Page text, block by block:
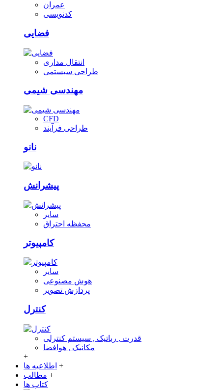
عمران
کدنویسی
فضایی
انتقال مداری
طراحی سیستمی
مهندسی شیمی
CFD
طراحی فرآیند
نانو
پیشرانش
سایر
محفظه احتراق
کامپیوتر
سایر
هوش مصنوعی
پردازش تصویر
کنترل
قدرت , رباتیک , سیستم کنترلی
مکانیک , هوافضا
+
اطلاعیه ها +
مطالب +
کتاب ها